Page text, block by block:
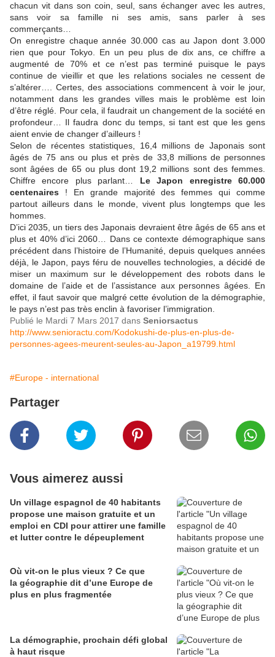
chacun vit dans son coin, seul, sans échanger avec les autres,
sans voir sa famille ni ses amis, sans parler à ses
commerçants…
On enregistre chaque année 30.000 cas au Japon dont 3.000
rien que pour Tokyo. En un peu plus de dix ans, ce chiffre a
augmenté de 70% et ce n’est pas terminé puisque le pays
continue de vieillir et que les relations sociales ne cessent de
s’altérer…. Certes, des associations commencent à voir le jour,
notamment dans les grandes villes mais le problème est loin
d’être réglé. Pour cela, il faudrait un changement de la société en
profondeur… Il faudra donc du temps, si tant est que les gens
aient envie de changer d’ailleurs !
Selon de récentes statistiques, 16,4 millions de Japonais sont
âgés de 75 ans ou plus et près de 33,8 millions de personnes
sont âgées de 65 ou plus dont 19,2 millions sont des femmes.
Chiffre encore plus parlant… Le Japon enregistre 60.000
centenaires ! En grande majorité des femmes qui comme
partout ailleurs dans le monde, vivent plus longtemps que les
hommes.
D’ici 2035, un tiers des Japonais devraient être âgés de 65 ans et
plus et 40% d’ici 2060… Dans ce contexte démographique sans
précédent dans l’histoire de l’Humanité, depuis quelques années
déjà, le Japon, pays féru de nouvelles technologies, a décidé de
miser un maximum sur le développement des robots dans le
domaine de l’aide et de l’assistance aux personnes âgées. En
effet, il faut savoir que malgré cette évolution de la démographie,
le pays n’est pas très enclin à favoriser l’immigration.
Publié le Mardi 7 Mars 2017 dans Seniorsactus
http://www.senioractu.com/Kodokushi-de-plus-en-plus-de-
personnes-agees-meurent-seules-au-Japon_a19799.html
#Europe - international
Partager
Vous aimerez aussi
Un village espagnol de 40 habitants
propose une maison gratuite et un
emploi en CDI pour attirer une famille
et lutter contre le dépeuplement
Où vit-on le plus vieux ? Ce que
la géographie dit d’une Europe de
plus en plus fragmentée
La démographie, prochain défi global
à haut risque